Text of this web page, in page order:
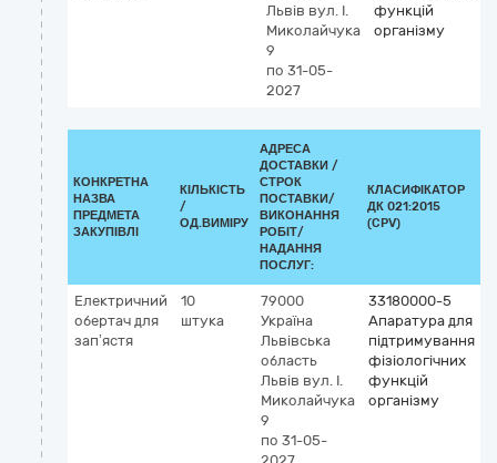
Львів вул. І.
Миколайчука
9
по 31-05-
2027
функцій
організму
КОНКРЕТНА
НАЗВА
ПРЕДМЕТА
ЗАКУПІВЛІ
КІЛЬКІСТЬ
/
ОД.ВИМІРУ
АДРЕСА
ДОСТАВКИ /
СТРОК
ПОСТАВКИ/
ВИКОНАННЯ
РОБІТ/
НАДАННЯ
ПОСЛУГ:
КЛАСИФІКАТОР
ДК 021:2015
(CPV)
Електричний
обертач для
зап’ястя
10
штука
79000
Україна
Львівська
область
Львів вул. І.
Миколайчука
9
по 31-05-
33180000-5
Апаратура для
підтримування
фізіологічних
функцій
організму